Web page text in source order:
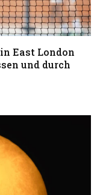
East London
und durch